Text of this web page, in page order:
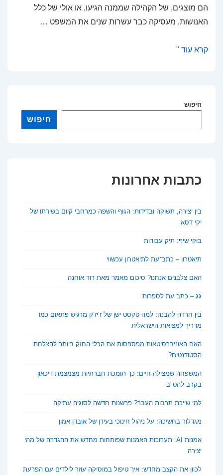
הם מוצגים, של הקהילה שממנה הגיעו, או אולי של כלל
האנושות, מעסיקה כבר עשרות שנים את המשפט …
למי
פרשנות
קרא עוד "
חיפוש
חיפוש
כתבות אחרונות
בין יצירה, תשוקה ובדידות: הגוף והשפה כמרחבי קיום בשירתו של
יקי דסא
בוקי שיף: תיק עבודות
תיאטרון – כתב־עת לתיאטרון עכשווי
האם צלבנים אנחנו? סיכום מאמר מאת דוד אוחנה
גג – כתב עת לספרות
בין חרדה להבנה: למה טקסט ישן של ז’יז’ק מרגיש פתאום כמו
מדריך למציאות הישראלית
האם האוניברסיטאות מפספסות את הכלי החזק ביותר להצלחת
הסטודנטים?
המשפחה שמצילה חיים: כך תומכת חברתיות מצמצמת דיכאון
בקרב להט"ב
למי שייכת תרבות העבר? פרשנות חדשה לסוגיה עתיקה
מגדלור בחשיכה: על ניהול חינוכי בעידן של אובדן אמון
אמנות AI: תערוכות האמנות שפותחות מחדש את ההגדרה של מהי
יצירה
לכוון את הקצב מחדש: איך טיפול במוסיקה עוזר לילדים עם הפרעת